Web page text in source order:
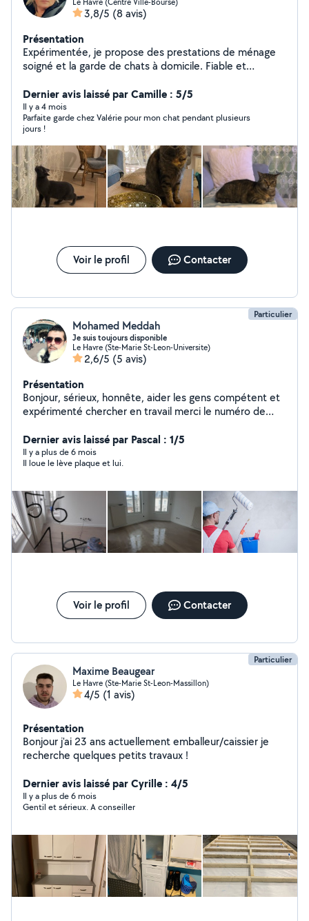
3,8/5 (8 avis)
Présentation
Expérimentée, je propose des prestations de ménage
soigné et la garde de chats à domicile. Fiable et
Dernier avis laissé par Camille : 5/5
Il y a 4 mois
Parfaite garde chez Valérie pour mon chat pendant plusieurs
jours !
Voir le profil Contacter
Particulier
Mohamed Meddah
Je suis toujours disponible
Le Havre (Ste-Marie St-Leon-Universite)
2,6/5 (5 avis)
Présentation
Bonjour, sérieux, honnête, aider les gens compétent et
expérimenté chercher en travail merci le numéro de
Dernier avis laissé par Pascal : 1/5
Il y a plus de 6 mois
Il loue le lève plaque et lui.
Voir le profil Contacter
Particulier
Maxime Beaugear
Le Havre (Ste-Marie St-Leon-Massillon)
4/5 (1 avis)
Présentation
Bonjour j'ai 23 ans actuellement emballeur/caissier je
recherche quelques petits travaux !
Dernier avis laissé par Cyrille : 4/5
Il y a plus de 6 mois
Gentil et sérieux. A conseiller